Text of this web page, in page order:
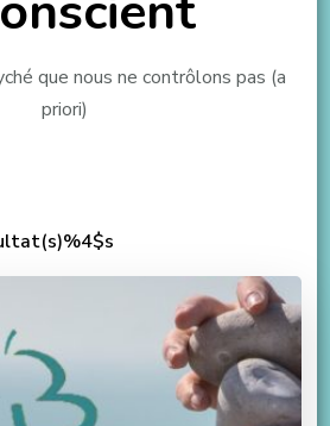
que nous ne contrôlons pas (a
priori)